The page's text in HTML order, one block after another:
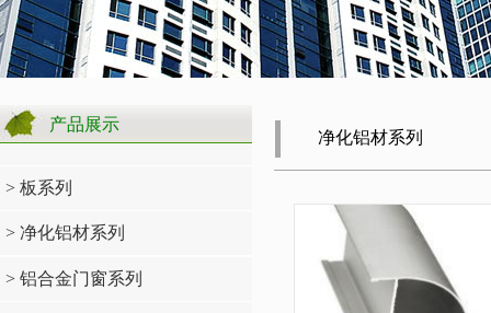
产品展示
> 板系列
> 净化铝材系列
> 铝合金门窗系列
净化铝材系列